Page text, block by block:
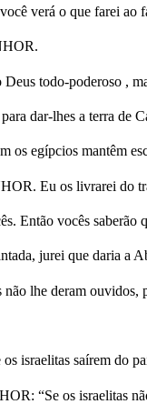
verá o que farei ao
todo-poderoso ,
dar-lhes a terra de
os egípcios mantêm
Eu os livrarei do
Então vocês
jurei que daria a
lhe deram
israelitas saírem do
“Se os israelitas